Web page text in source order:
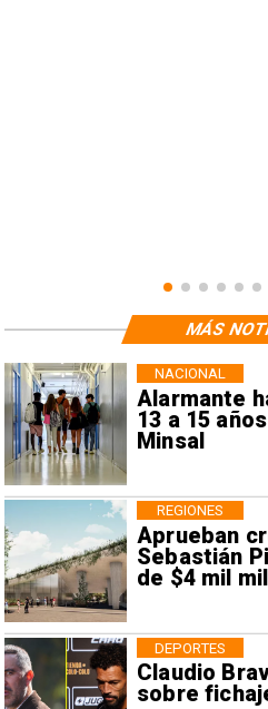
Alarmante
13 a 15
Minsal
NACIONAL
Aprueban
Sebastián
de $4 mil
REGIONES
Claudio
sobre
DEPORTES
MÁS